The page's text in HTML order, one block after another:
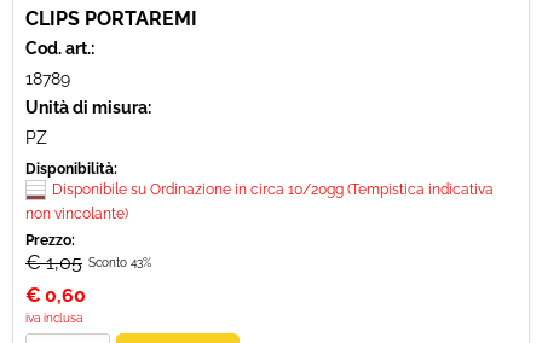
CLIPS PORTAREMI
Cod. art.:
18789
Unità di misura:
PZ
Disponibilità:
Disponibile su Ordinazione in circa 10/20gg (Tempistica indicativa
non vincolante)
Prezzo:
€ 1,05 Sconto 43%
€ 0,60
iva inclusa